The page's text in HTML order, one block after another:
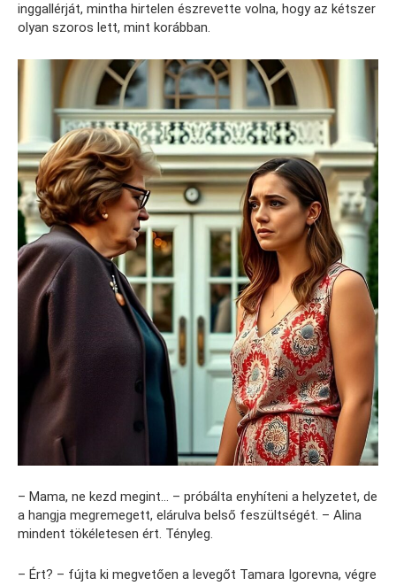
inggallérját, mintha hirtelen észrevette volna, hogy az kétszer
olyan szoros lett, mint korábban.
– Mama, ne kezd megint… – próbálta enyhíteni a helyzetet, de
a hangja megremegett, elárulva belső feszültségét. – Alina
mindent tökéletesen ért. Tényleg.
– Ért? – fújta ki megvetően a levegőt Tamara Igorevna, végre